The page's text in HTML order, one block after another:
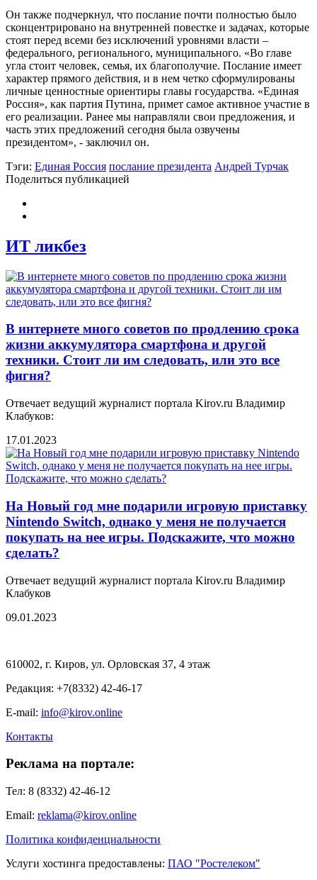
Он также подчеркнул, что послание почти полностью было
сконцентрировано на внутренней повестке и задачах, которые
стоят перед всеми без исключений уровнями власти –
федерального, регионального, муниципального. «Во главе
угла стоит человек, семья, их благополучие. Послание имеет
характер прямого действия, и в нем четко сформулированы
личные ценностные ориентиры главы государства. «Единая
Россия», как партия Путина, примет самое активное участие в
его реализации. Ранее мы направляли свои предложения, и
часть этих предложений сегодня была озвучены
президентом», - заключил он.
Тэги: Единая Россия послание президента Андрей Турчак
Поделиться публикацией
ИТ ликбез
В интернете много советов по продлению срока
жизни аккумулятора смартфона и другой
техники. Стоит ли им следовать, или это все
фигня?
Отвечает ведущий журналист портала Kirov.ru Владимир
Клабуков:
17.01.2023
На Новый год мне подарили игровую приставку
Nintendo Switch, однако у меня не получается
покупать на нее игры. Подскажите, что можно
сделать?
Отвечает ведущий журналист портала Kirov.ru Владимир
Клабуков
09.01.2023
610002, г. Киров, ул. Орловская 37, 4 этаж
Редакция: +7(8332) 42-46-17
E-mail: info@kirov.online
Контакты
Реклама на портале:
Тел: 8 (8332) 42-46-12
Email: reklama@kirov.online
Политика конфиденциальности
Услуги хостинга предоставлены: ПАО "Ростелеком"